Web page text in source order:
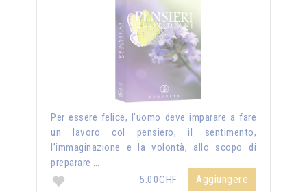
Per essere felice, l’uomo deve imparare a fare
un lavoro col pensiero, il sentimento,
l’immaginazione e la volontà, allo scopo di
preparare …
5.00CHF
Aggiungere